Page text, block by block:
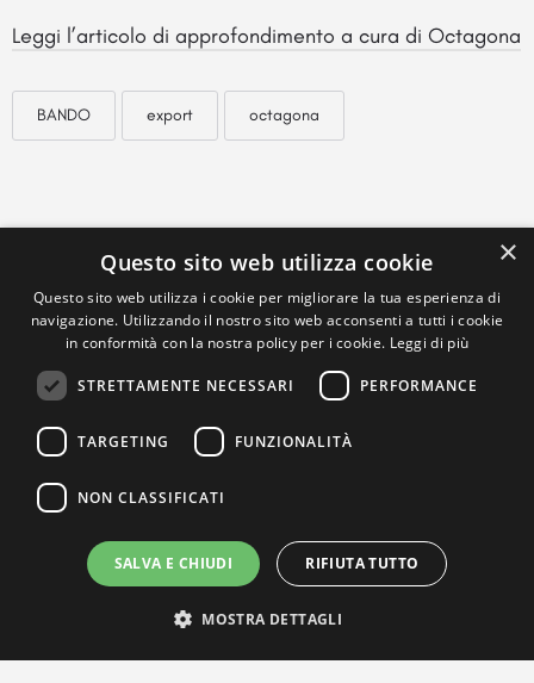
Leggi l’articolo di approfondimento a cura di Octagona
BANDO export octagona
×
Questo sito web utilizza cookie
Questo sito web utilizza i cookie per migliorare la tua esperienza di
navigazione. Utilizzando il nostro sito web acconsenti a tutti i cookie
in conformità con la nostra policy per i cookie. Leggi di più
STRETTAMENTE NECESSARI PERFORMANCE
TARGETING FUNZIONALITÀ
NON CLASSIFICATI
SALVA E CHIUDI RIFIUTA TUTTO
MOSTRA DETTAGLI